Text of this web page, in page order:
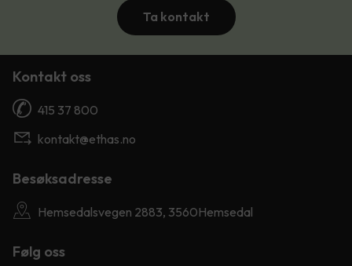
Ta kontakt
Kontakt oss
415 37 800
kontakt@ethas.no
Besøksadresse
Hemsedalsvegen 2883, 3560Hemsedal
Følg oss